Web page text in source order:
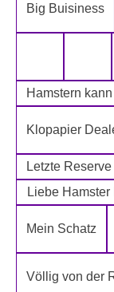
Big Buisiness
Fugen
Hamstern
Klopapier
Letzte Reserve
Liebe
Mein Schatz
Völlig von der